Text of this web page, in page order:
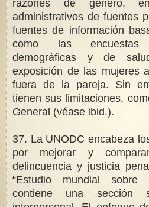
razones de género,
administrativos de fuentes
fuentes de información
como las encuestas
demográficas y de
exposición de las mujeres
fuera de la pareja. Sin
tienen sus limitaciones,
General (véase ibid.).
37. La UNODC encabeza
por mejorar y
delincuencia y justicia
“Estudio mundial sobre
contiene una sección